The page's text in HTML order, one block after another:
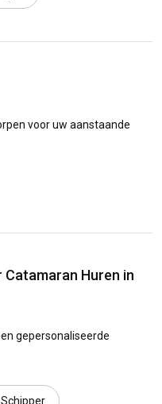
voor uw aanstaande
Huren in
gepersonaliseerde